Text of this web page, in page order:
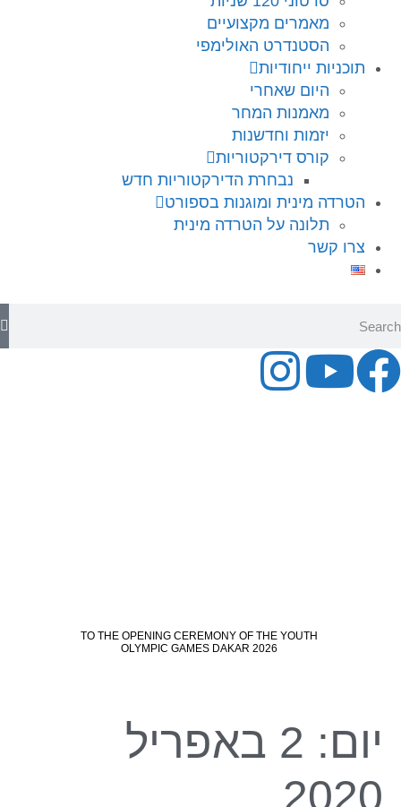
מאמרים מקצועיים
הסטנדרט האולימפי
תוכניות ייחודיות
היום שאחרי
מאמנות המחר
יזמות וחדשנות
קורס דירקטוריות
נבחרת הדירקטוריות חדש
הטרדה מינית ומוגנות בספורט
תלונה על הטרדה מינית
צרו קשר
יום:
2 באפריל
2020